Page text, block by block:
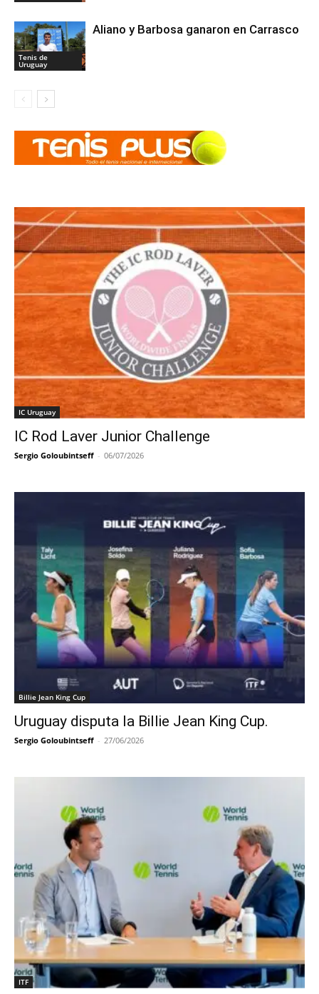
Tenis de
Uruguay
Aliano y Barbosa ganaron en Carrasco
IC Uruguay
IC Rod Laver Junior Challenge
Sergio Goloubintseff - 06/07/2026
Billie Jean King Cup
Uruguay disputa la Billie Jean King Cup.
Sergio Goloubintseff - 27/06/2026
ITF